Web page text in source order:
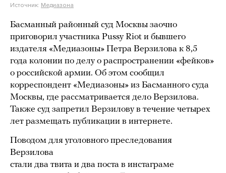
Источник: Медиазона
Басманный районный суд Москвы заочно
приговорил участника Pussy Riot и бывшего
издателя «Медиазоны» Петра Верзилова к 8,5
года колонии по делу о распространении «фейков»
о российской армии. Об этом сообщил
корреспондент «Медиазоны» из Басманного суда
Москвы, где рассматривается дело Верзилова.
Также суд запретил Верзилову в течение четырех
лет размещать публикации в интернете.
Поводом для уголовного преследования
Верзилова
стали два твита и два поста в инстаграме